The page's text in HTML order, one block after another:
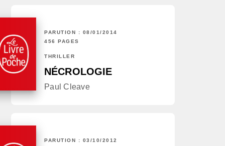
PARUTION : 08/01/2014
456 PAGES
THRILLER
NÉCROLOGIE
Paul Cleave
PARUTION : 03/10/2012